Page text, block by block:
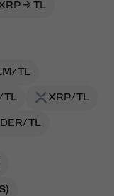
→ TL
TL
TL XRP/TL
TL